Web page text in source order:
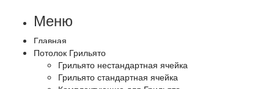
Меню
Главная
Потолок Грильято
Грильято нестандартная ячейка
Грильято стандартная ячейка